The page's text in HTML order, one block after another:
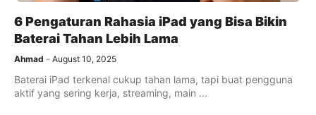
6 Pengaturan Rahasia iPad yang Bisa Bikin
Baterai Tahan Lebih Lama
Ahmad August 10, 2025
Baterai iPad terkenal cukup tahan lama, tapi buat pengguna
aktif yang sering kerja, streaming, main ...